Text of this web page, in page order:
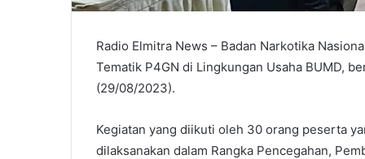
Radio Elmitra News – Badan Narkotika
Tematik P4GN di Lingkungan Usaha BUMD,
(29/08/2023).
Kegiatan yang diikuti oleh 30 orang peserta
dilaksanakan dalam Rangka Pencegahan,